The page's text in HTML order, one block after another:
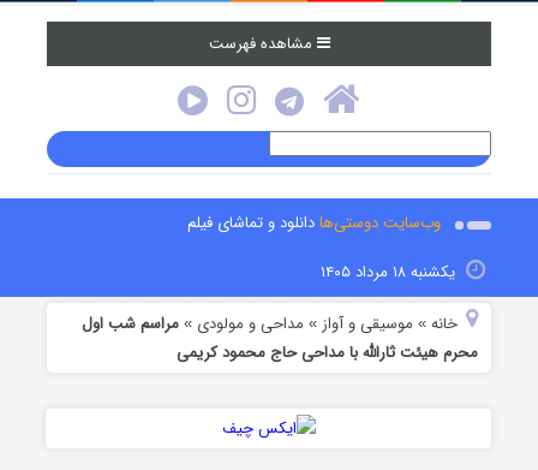
مشاهده فهرست
وب‌سایت دوستی‌هادانلود و تماشای فیلم
یکشنبه ۱۸ مرداد ۱۴۰۵
خانه » موسیقی و آواز » مداحی و مولودی »مراسم شب اول
محرم هیئت ثارالله با مداحی حاج محمود کریمی